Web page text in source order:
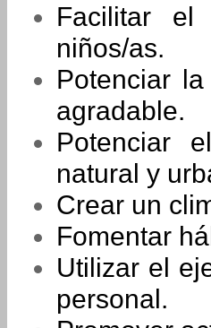
Facilitar el
niños/as.
Potenciar
agradable.
Potenciar
natural y
Crear un
Fomentar
Utilizar el
personal.